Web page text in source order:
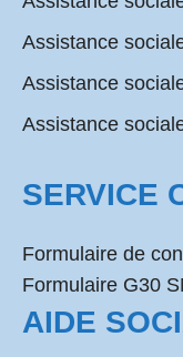
Assistance
Assistance
Assistance
SERVICE
Formulaire de
Formulaire G30
AIDE